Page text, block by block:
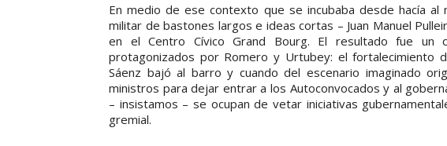
En medio de ese contexto que se incubaba desde hacía
militar de bastones largos e ideas cortas – Juan Manuel
en el Centro Cívico Grand Bourg. El resultado fue un
protagonizados por Romero y Urtubey: el fortalecimiento
Sáenz bajó al barro y cuando del escenario imaginado
ministros para dejar entrar a los Autoconvocados y al
– insistamos – se ocupan de vetar iniciativas
gremial.